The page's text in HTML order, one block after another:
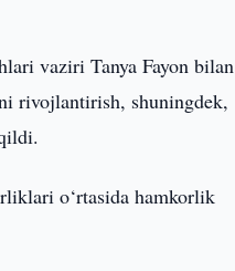
vaziri Tanya Fayon bilan
rivojlantirish, shuningdek,
o‘rtasida hamkorlik